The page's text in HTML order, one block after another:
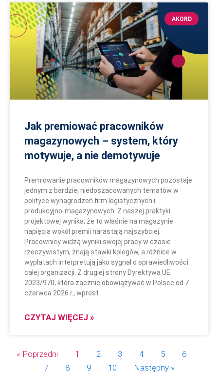
AKORD
Jak premiować pracowników
magazynowych – system, który
motywuje, a nie demotywuje
Premiowanie pracowników magazynowych pozostaje
jednym z bardziej niedoszacowanych tematów w
polityce wynagrodzeń firm logistycznych i
produkcyjno-magazynowych. Z naszej praktyki
projektowej wynika, że to właśnie na magazynie
napięcia wokół premii narastają najszybciej.
Pracownicy widzą wyniki swojej pracy w czasie
rzeczywistym, znają stawki kolegów, a różnice w
wypłatach interpretują jako sygnał o sprawiedliwości
całej organizacji. Z drugiej strony Dyrektywa UE
2023/970, która zacznie obowiązywać w Polsce od 7
czerwca 2026 r., wprost
CZYTAJ WIĘCEJ »
« Poprzedni 1 2 3 4 5
6
7
8 9 10 Następny »